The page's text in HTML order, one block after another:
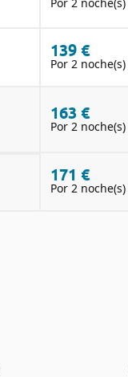
139 €
Por 2 noche(s)
163 €
Por 2 noche(s)
171 €
Por 2 noche(s)